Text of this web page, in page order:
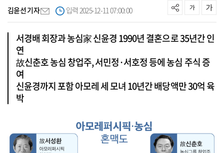
김윤선 기자 입력 2025-12-11 07:00:00
서경배 회장과 농심家 신윤경 1990년 결혼으로 35년간 인
연
故신춘호 농심 창업주, 서민정·서호정 등에 농심 주식 증
여
신윤경까지 포함 아모레 세 모녀 10년간 배당액만 30억 육
박